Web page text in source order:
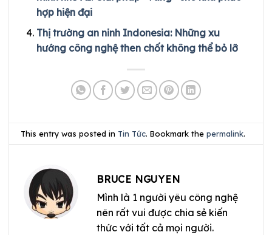
hợp hiện đại
Thị trường an ninh Indonesia: Những xu
hướng công nghệ then chốt không thể bỏ lỡ
This entry was posted in Tin Tức. Bookmark thepermalink.
BRUCE NGUYEN
Mình là 1 người yêu công nghệ
nên rất vui được chia sẻ kiến
thức với tất cả mọi người.